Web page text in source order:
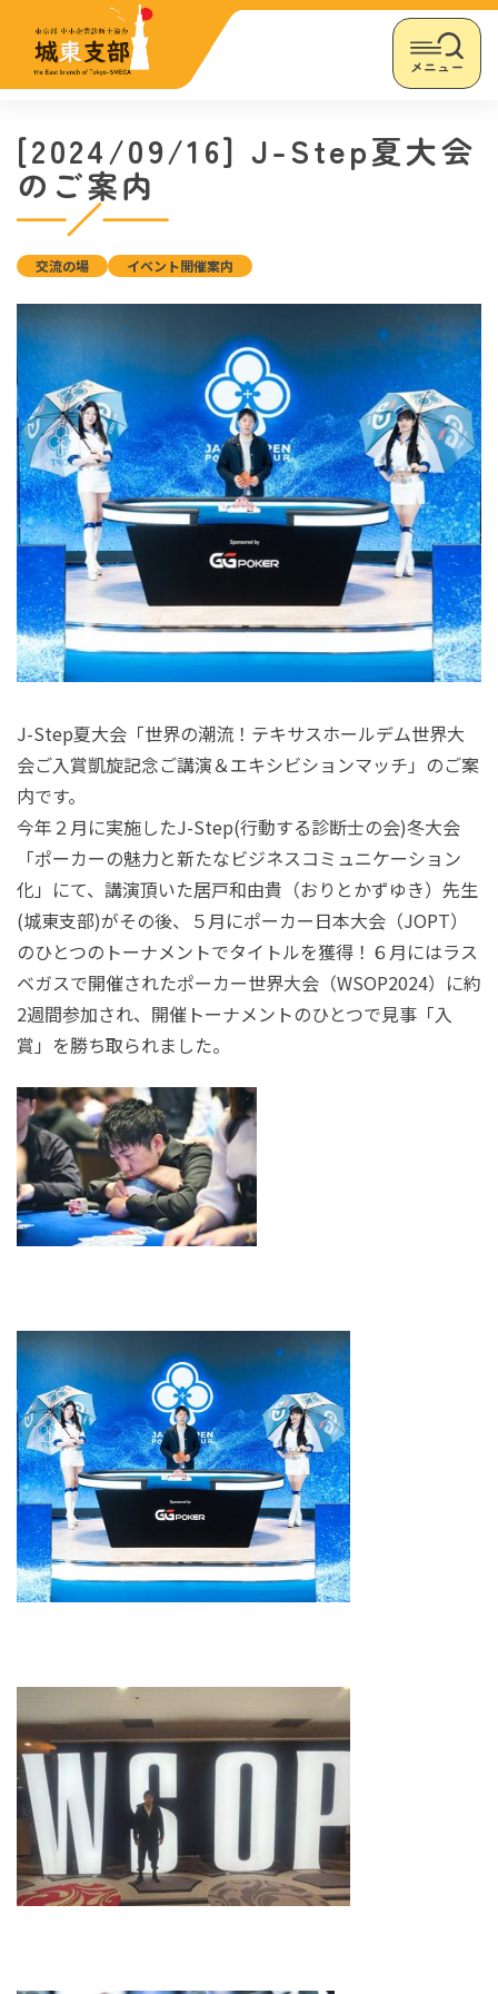
メニュー
[2024/09/16] J-Step夏大会
のご案内
交流の場 イベント開催案内
J-Step夏大会「世界の潮流！テキサスホールデム世界大
会ご入賞凱旋記念ご講演＆エキシビションマッチ」のご案
内です。
今年２月に実施したJ-Step(行動する診断士の会)冬大会
「ポーカーの魅力と新たなビジネスコミュニケーション
化」にて、講演頂いた居戸和由貴（おりとかずゆき）先生
(城東支部)がその後、５月にポーカー日本大会（JOPT）
のひとつのトーナメントでタイトルを獲得！６月にはラス
ベガスで開催されたポーカー世界大会（WSOP2024）に約
2週間参加され、開催トーナメントのひとつで見事「入
賞」を勝ち取られました。